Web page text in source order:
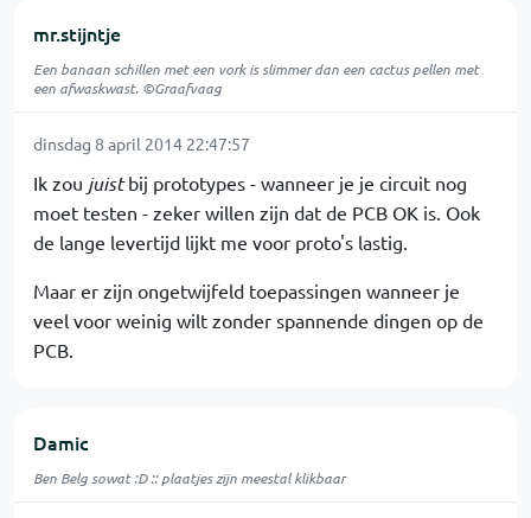
mr.stijntje
Een banaan schillen met een vork is slimmer dan een cactus pellen met
een afwaskwast. ©Graafvaag
dinsdag 8 april 2014 22:47:57
Ik zou juistbij prototypes - wanneer je je circuit nog
moet testen - zeker willen zijn dat de PCB OK is. Ook
de lange levertijd lijkt me voor proto's lastig.
Maar er zijn ongetwijfeld toepassingen wanneer je
veel voor weinig wilt zonder spannende dingen op de
PCB.
Damic
Ben Belg sowat :D :: plaatjes zijn meestal klikbaar